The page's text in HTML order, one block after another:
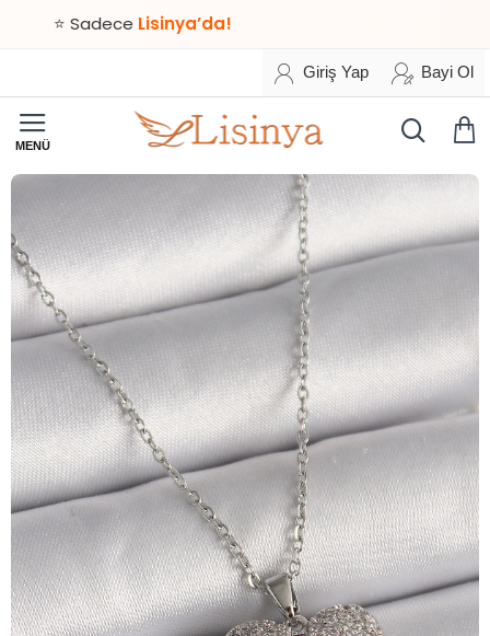
⭐ SadeceLisinya’da!
Giriş Yap Bayi Ol